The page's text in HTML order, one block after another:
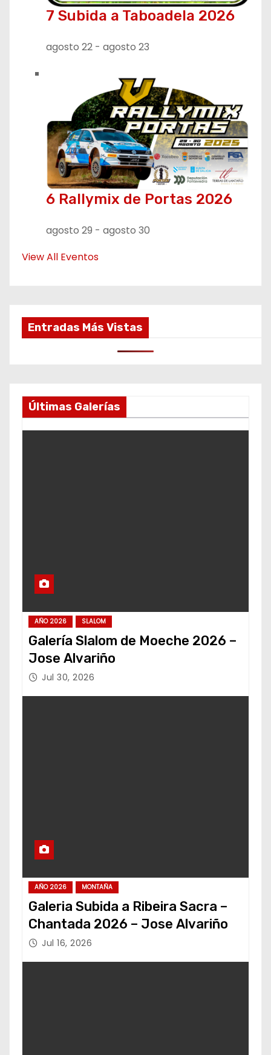
7 Subida a Taboadela 2026
agosto 22 - agosto 23
6 Rallymix de Portas 2026
agosto 29 - agosto 30
View All Eventos
Entradas Más Vistas
Últimas Galerías
AÑO 2026 SLALOM
Galería Slalom de Moeche 2026 –
Jose Alvariño
Jul 30, 2026
AÑO 2026 MONTAÑA
Galeria Subida a Ribeira Sacra –
Chantada 2026 – Jose Alvariño
Jul 16, 2026